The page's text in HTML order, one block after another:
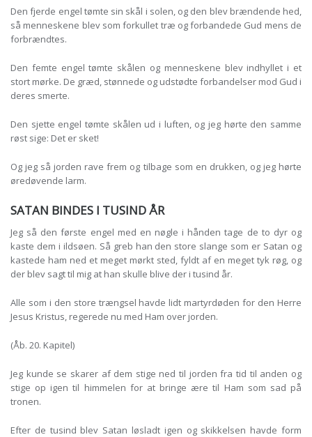
Den fjerde engel tømte sin skål i solen, og den blev brændende hed,
så menneskene blev som forkullet træ og forbandede Gud mens de
forbrændtes.
Den femte engel tømte skålen og menneskene blev indhyllet i et
stort mørke. De græd, stønnede og udstødte forbandelser mod Gud i
deres smerte.
Den sjette engel tømte skålen ud i luften, og jeg hørte den samme
røst sige: Det er sket!
Og jeg så jorden rave frem og tilbage som en drukken, og jeg hørte
øredøvende larm.
SATAN BINDES I TUSIND ÅR
Jeg så den første engel med en nøgle i hånden tage de to dyr og
kaste dem i ildsøen. Så greb han den store slange som er Satan og
kastede ham ned et meget mørkt sted, fyldt af en meget tyk røg, og
der blev sagt til mig at han skulle blive der i tusind år.
Alle som i den store trængsel havde lidt martyrdøden for den Herre
Jesus Kristus, regerede nu med Ham over jorden.
(Åb. 20. Kapitel)
Jeg kunde se skarer af dem stige ned til jorden fra tid til anden og
stige op igen til himmelen for at bringe ære til Ham som sad på
tronen.
Efter de tusind blev Satan løsladt igen og skikkelsen havde form